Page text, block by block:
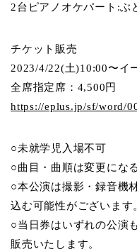
2台ピアノオケパート:ぶ
チケット販売
2023/4/22(土)10:00〜イ
全席指定席：4,500円
https://eplus.jp/sf/word/
○未就学児入場不可
○曲目・曲順は変更にな
○本公演は撮影・録音機
込む可能性がございます
○当日券はいずれの公演
販売いたします。